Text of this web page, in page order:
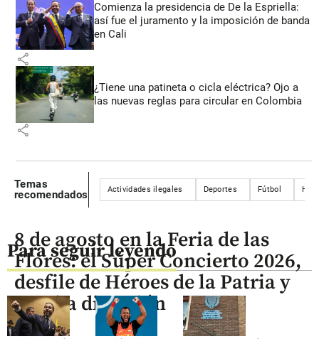
Comienza la presidencia de De la Espriella:
así fue el juramento y la imposición de banda
en Cali
share
¿Tiene una patineta o cicla eléctrica? Ojo a
las nuevas reglas para circular en Colombia
share
Temas
recomendados
Actividades ilegales Deportes Fútbol
Para seguir leyendo
8 de agosto en la Feria de las
Flores: el Súper Concierto 2026,
desfile de Héroes de la Patria y
mucha diversión